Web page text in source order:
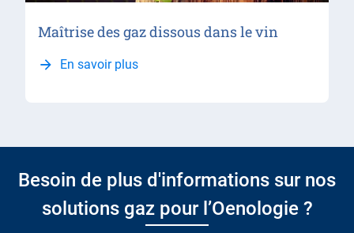
Maîtrise des gaz dissous dans le vin
En savoir plus
Besoin de plus d'informations sur nos
solutions gaz pour l’Oenologie ?